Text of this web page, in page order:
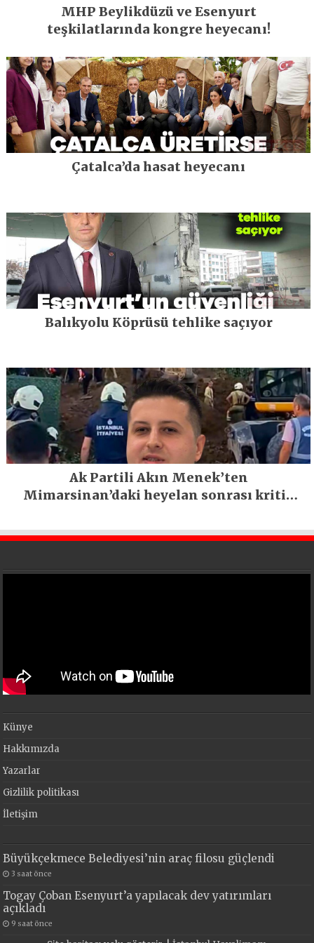
MHP Beylikdüzü ve Esenyurt
teşkilatlarında kongre heyecanı!
Çatalca’da hasat heyecanı
Balıkyolu Köprüsü tehlike saçıyor
Ak Partili Akın Menek’ten
Mimarsinan’daki heyelan sonrası kritik
Künye
Hakkımızda
Yazarlar
Gizlilik politikası
İletişim
Büyükçekmece Belediyesi’nin araç filosu güçlendi
3 saat önce
Togay Çoban Esenyurt’a yapılacak dev yatırımları
açıkladı
9 saat önce